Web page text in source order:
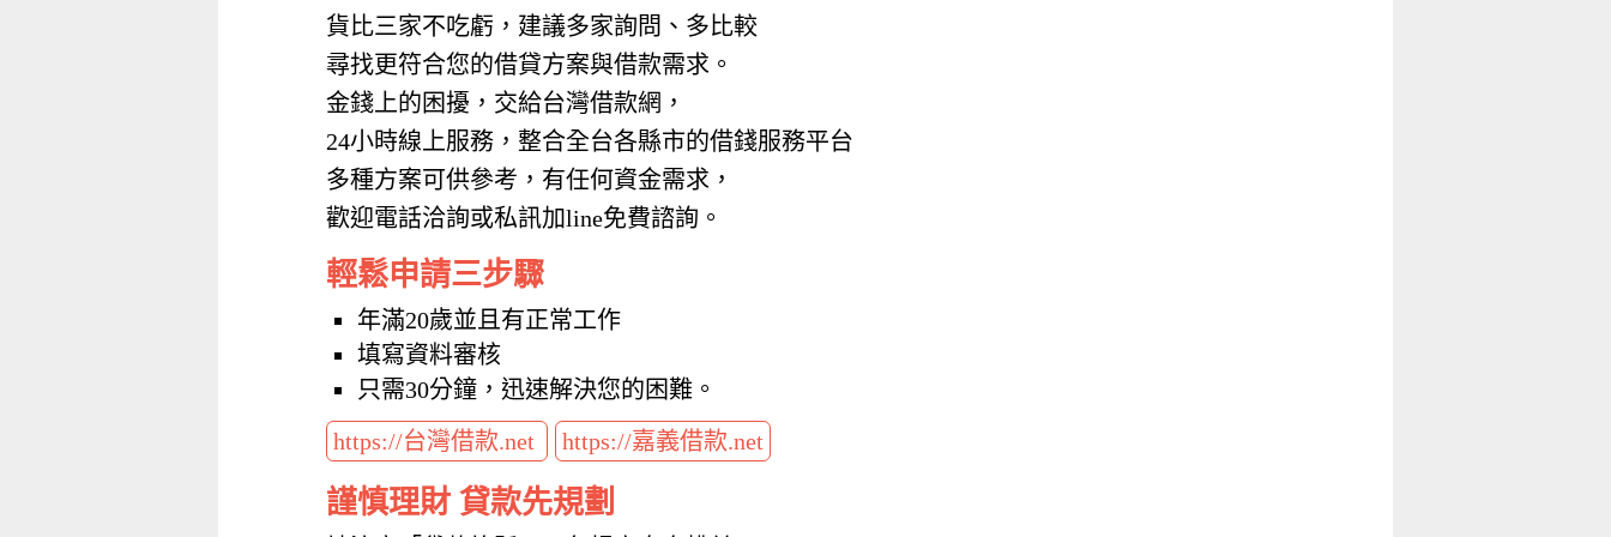
貨比三家不吃虧，建議多家詢問、多比較
尋找更符合您的借貸方案與借款需求。
金錢上的困擾，交給台灣借款網，
24小時線上服務，整合全台各縣市的借錢服務平台
多種方案可供參考，有任何資金需求，
歡迎電話洽詢或私訊加line免費諮詢。
輕鬆申請三步驟
年滿20歲並且有正常工作
填寫資料審核
只需30分鐘，迅速解決您的困難。
https://台灣借款.net
https://嘉義借款.net
謹慎理財 貸款先規劃